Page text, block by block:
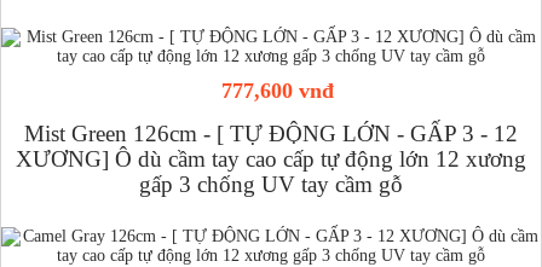
777,600 vnđ
Mist Green 126cm - [ TỰ ĐỘNG LỚN - GẤP 3 - 12
XƯƠNG] Ô dù cầm tay cao cấp tự động lớn 12 xương
gấp 3 chống UV tay cầm gỗ